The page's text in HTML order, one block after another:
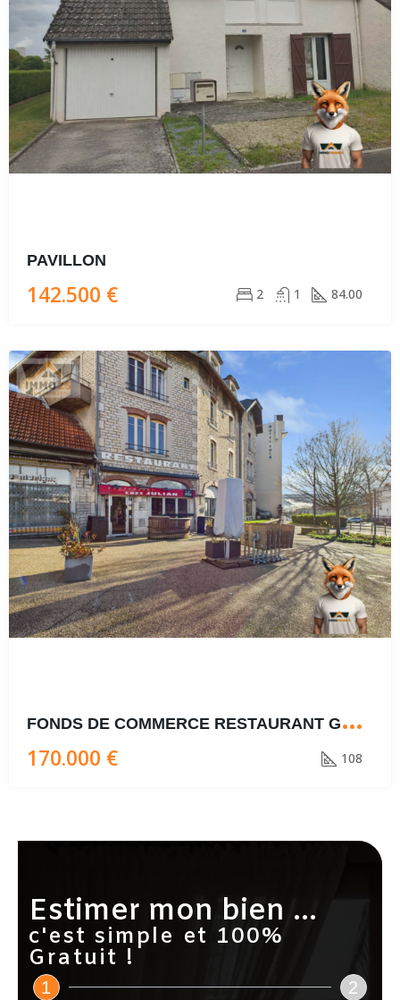
PAVILLON
142.500 € 2 1 84.00
F
ONDS DE COMMERCE RESTAURANT GARE VIOTTE
170.000 € 108
Estimer mon bien ...
c'est simple et 100%
Gratuit !
1 2